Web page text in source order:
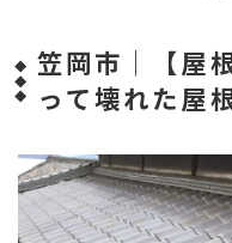
笠岡市│【屋
って壊れた屋